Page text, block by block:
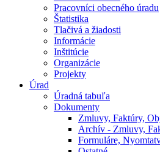
Pracovníci obecného úradu
Štatistika
Tlačivá a žiadosti
Informácie
Inštitúcie
Organizácie
Projekty
Úrad
Úradná tabuľa
Dokumenty
Zmluvy, Faktúry,
Archív - Zmluvy,
Formuláre,